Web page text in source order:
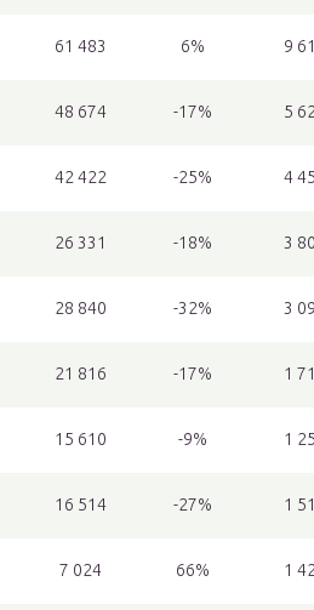
61 483 6% 9
48 674 -17% 5
42 422 -25% 4
26 331 -18% 3
28 840 -32% 3
21 816 -17% 1
15 610 -9% 1
16 514 -27% 1
7 024 66% 1